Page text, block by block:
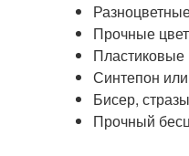
Прочные
Пластиковые
Синтепон
Бисер,
Прочный